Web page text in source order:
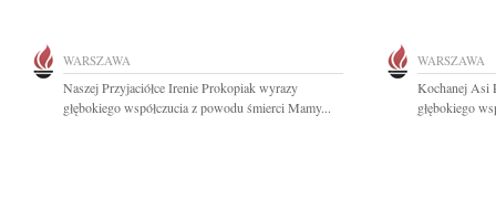
WARSZAWA
Naszej Przyjaciółce Irenie Prokopiak wyrazy
głębokiego współczucia z powodu śmierci Mamy...
WARSZAWA
Kochanej Asi
głębokiego